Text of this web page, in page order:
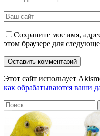
Сохраните мое имя,
этом браузере для
Этот сайт использует
как обрабатываются ваши